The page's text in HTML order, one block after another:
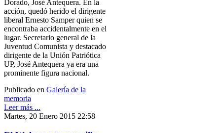
Dorado, José Antequera. En la
acción, quedó herido el dirigente
liberal Ernesto Samper quien se
encontraba accidentalmente en el
lugar. Secretario general de la
Juventud Comunista y destacado
dirigente de la Unión Patriótica
UP, José Antequera ya era una
prominente figura nacional.
Publicado en Galería de la
memoria
Leer más ...
Martes, 20 Enero 2015 22:58